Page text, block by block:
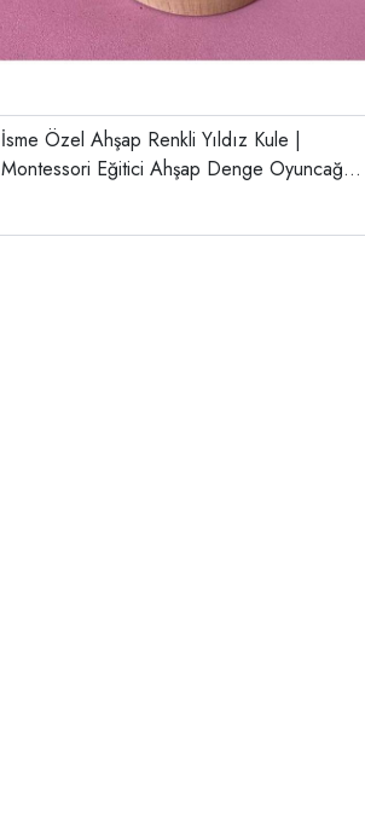
İsme Özel Ahşap Renkli Yıldız Kule |
Montessori Eğitici Ahşap Denge Oyuncağı |